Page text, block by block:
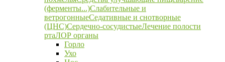
(ферменты...)Слабительные и
ветрогонныеСедативные и снотворные
(ЦНС)Сердечно-сосудистыеЛечение полости
ртаЛОР органы
Горло
Ухо